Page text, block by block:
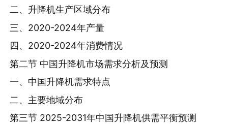
二、升降机生产区域分布
三、2020-2024年产量
四、2020-2024年消费情况
第二节 中国升降机市场需求分析及预测
一、中国升降机需求特点
二、主要地域分布
第三节 2025-2031年中国升降机供需平衡预测